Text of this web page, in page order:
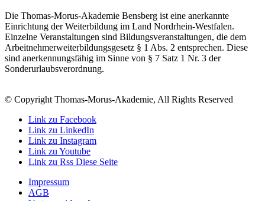
Die Thomas-Morus-Akademie Bensberg ist eine anerkannte
Einrichtung der Weiterbildung im Land Nordrhein-Westfalen.
Einzelne Veranstaltungen sind Bildungsveranstaltungen, die dem
Arbeitnehmerweiterbildungsgesetz § 1 Abs. 2 entsprechen. Diese
sind anerkennungsfähig im Sinne von § 7 Satz 1 Nr. 3 der
Sonderurlaubsverordnung.
© Copyright Thomas-Morus-Akademie, All Rights Reserved
Link zu Facebook
Link zu LinkedIn
Link zu Instagram
Link zu Youtube
Link zu Rss Diese Seite
Impressum
AGB